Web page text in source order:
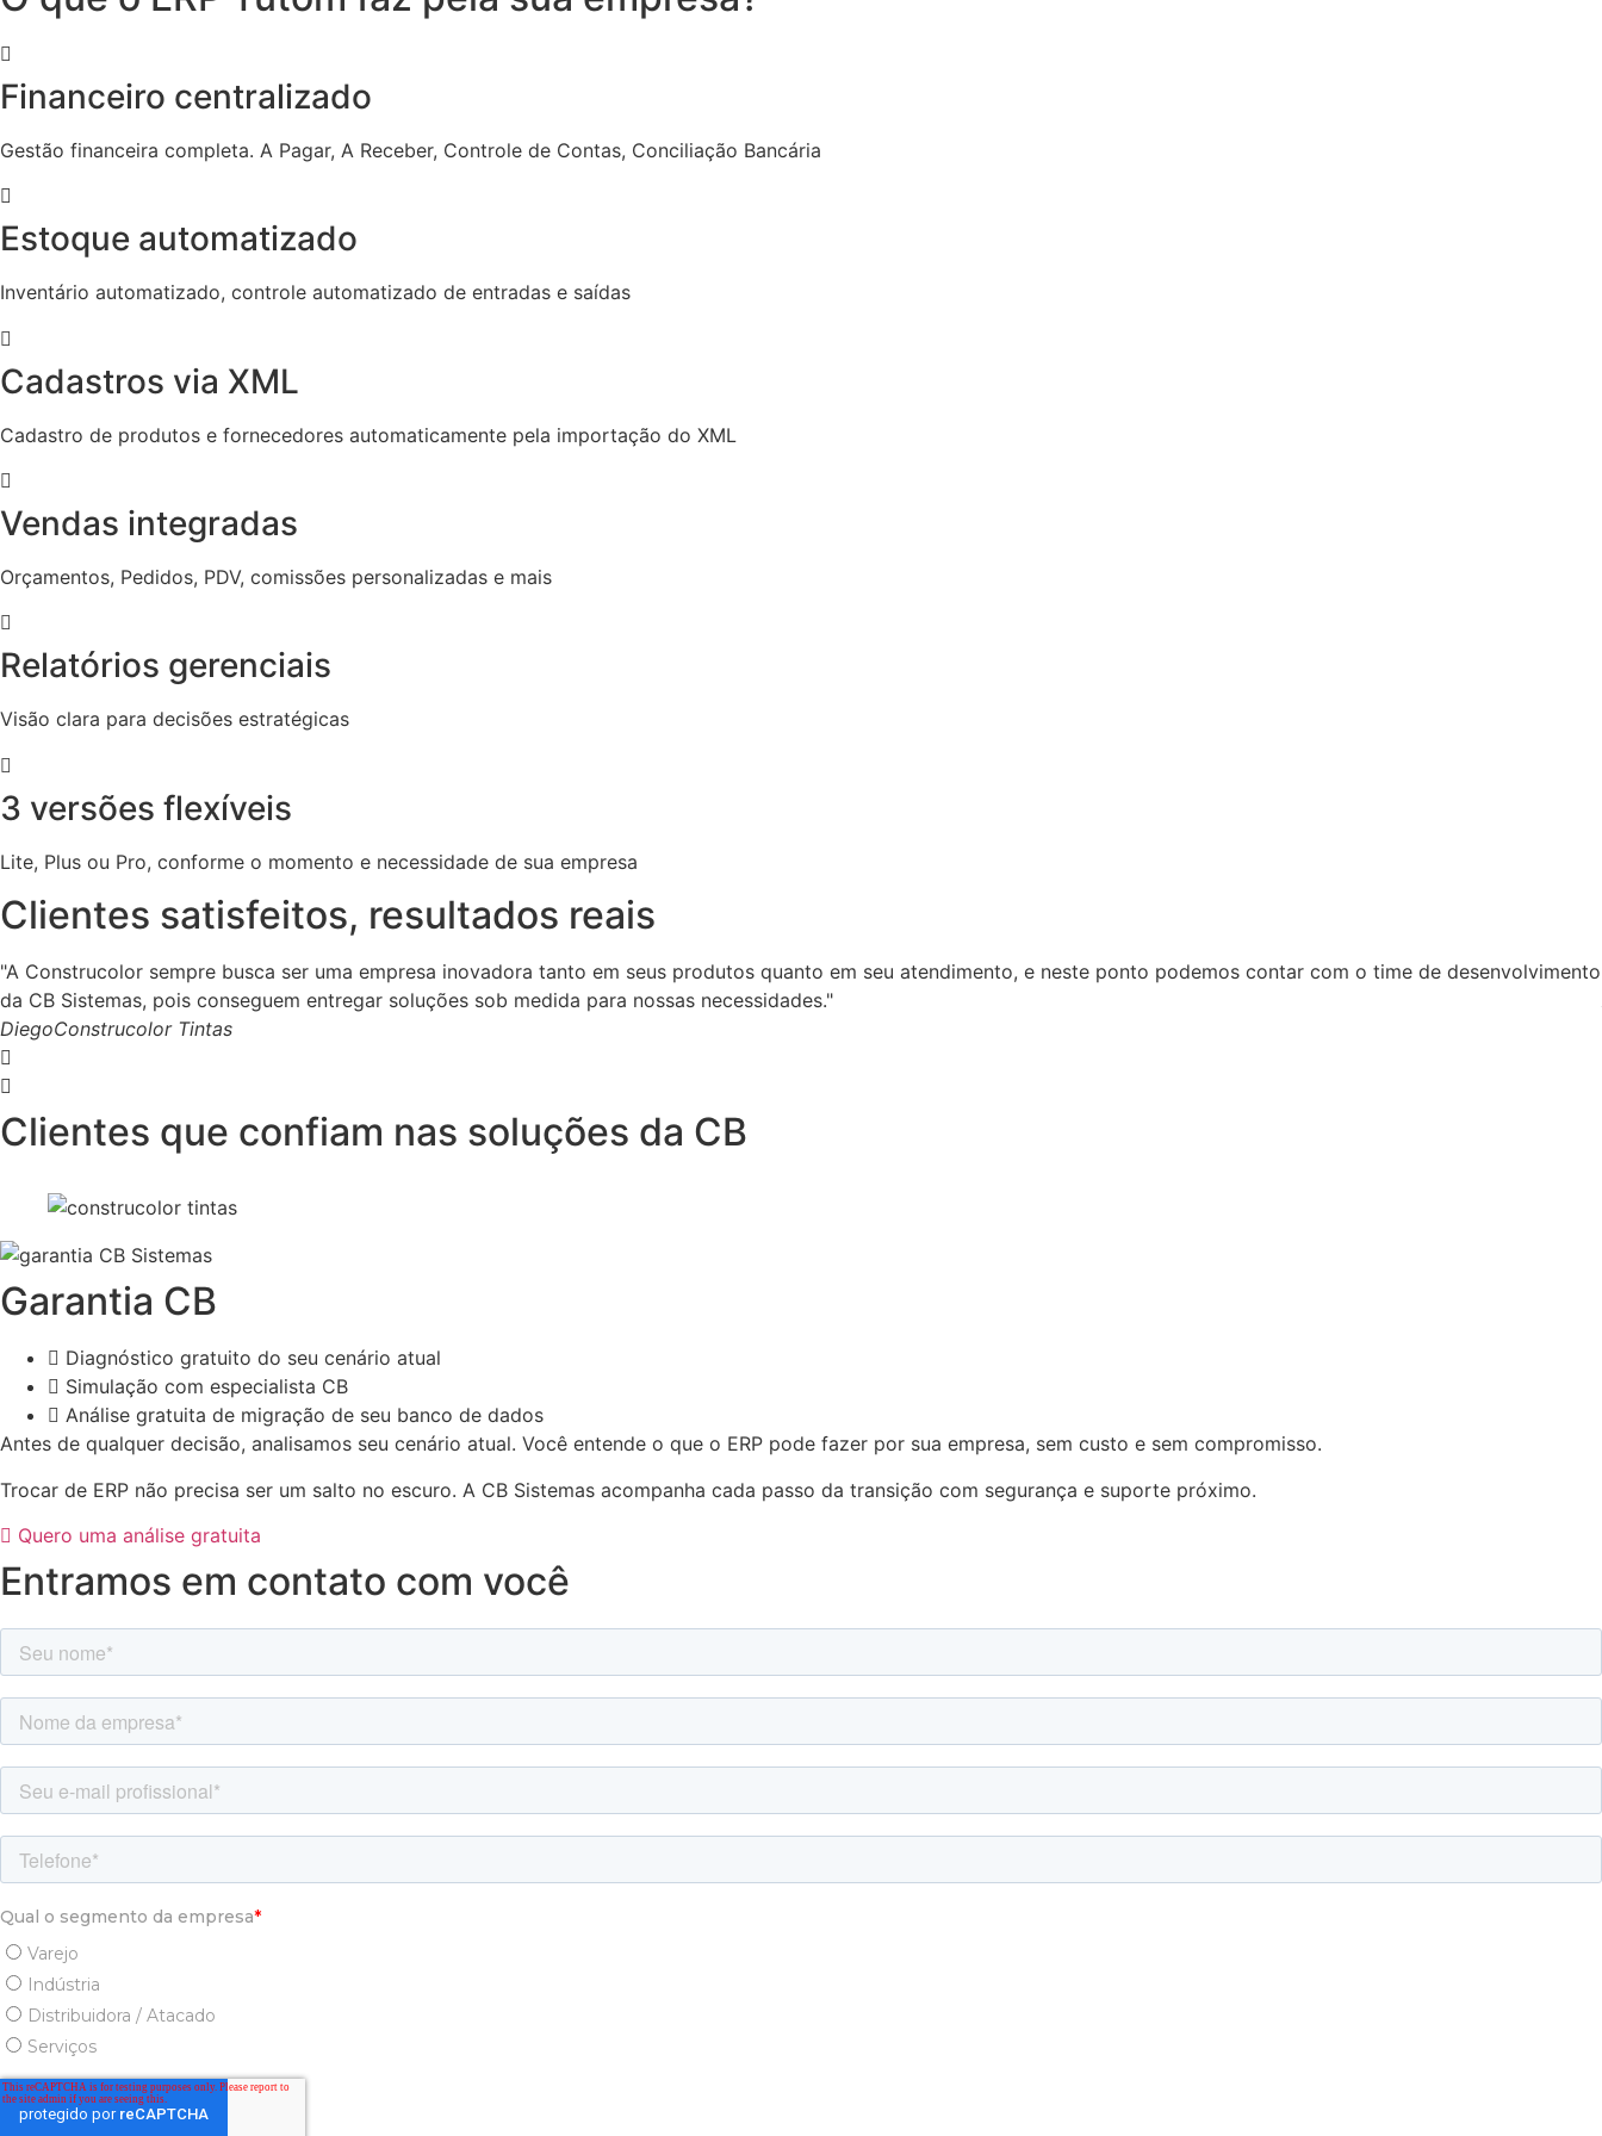
Financeiro centralizado
Gestão financeira completa. A Pagar, A Receber, Controle de Contas, Conciliação Bancária
Estoque automatizado
Inventário automatizado, controle automatizado de entradas e saídas
Cadastros via XML
Cadastro de produtos e fornecedores automaticamente pela importação do XML
Vendas integradas
Orçamentos, Pedidos, PDV, comissões personalizadas e mais
Relatórios gerenciais
Visão clara para decisões estratégicas
3 versões flexíveis
Lite, Plus ou Pro, conforme o momento e necessidade de sua empresa
Clientes satisfeitos, resultados reais
"A Construcolor sempre busca ser uma empresa inovadora tanto em seus produtos quanto em seu atendimento, e neste ponto podemos contar com o time de desenvolvimento
da CB Sistemas, pois conseguem entregar soluções sob medida para nossas necessidades."
DiegoConstrucolor Tintas
Clientes que confiam nas soluções da CB
Garantia CB
Diagnóstico gratuito do seu cenário atual
Simulação com especialista CB
Análise gratuita de migração de seu banco de dados
Antes de qualquer decisão, analisamos seu cenário atual. Você entende o que o ERP pode fazer por sua empresa, sem custo e sem compromisso.
Trocar de ERP não precisa ser um salto no escuro. A CB Sistemas acompanha cada passo da transição com segurança e suporte próximo.
Quero uma análise gratuita
Entramos em contato com você